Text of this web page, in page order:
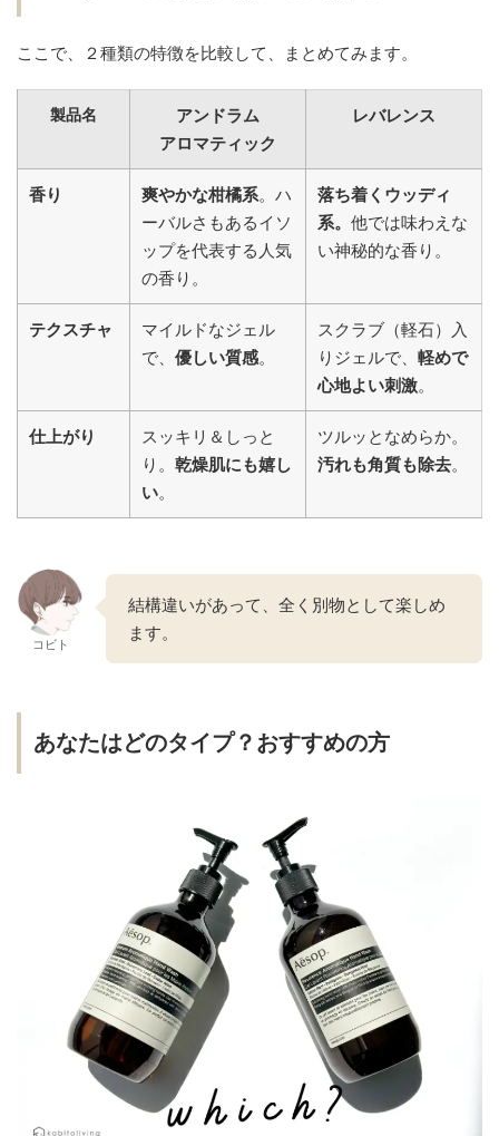
ここで、２種類の特徴を比較して、まとめてみます。
製品名
アンドラム
アロマティック
レバレンス
香り 爽やかな柑橘系。ハ
ーバルさもあるイソ
ップを代表する人気
の香り。
落ち着くウッディ
系。 他では味わえな
い神秘的な香り。
テクスチャ
マイルドなジェル
で、 優しい質感。
スクラブ（軽石）入
りジェルで、 軽めで
心地よい刺激。
仕上がり
スッキリ＆しっと
り。 乾燥肌にも嬉し
い。
ツルッとなめらか。
汚れも角質も除去。
コビト
結構違いがあって、全く別物として楽しめ
ます。
あなたはどのタイプ？おすすめの方